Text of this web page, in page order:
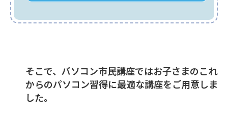
そこで、パソコン市民講座ではお子さまのこれ
からのパソコン習得に最適な講座をご用意しま
した。